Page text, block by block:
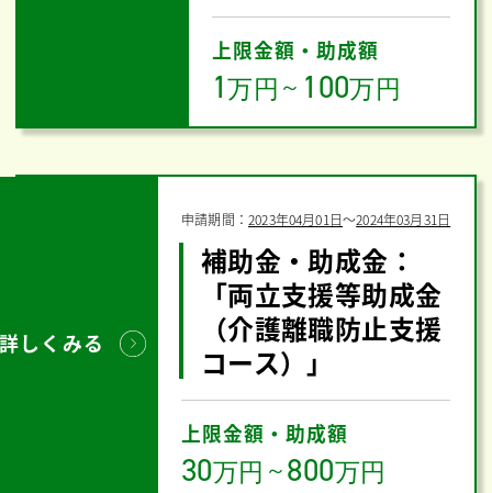
上限金額・助成額
1万円 ～ 100万円
詳しくみる
申請期間：2023年04月01日〜2024年03月31日
補助金・助成金：
「両立支援等助成金
（介護離職防止支援
コース）」
上限金額・助成額
30万円 ～800万円